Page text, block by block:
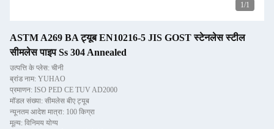
1/1
ASTM A269 BA ट्यूब EN10216-5 JIS GOST स्टेनलेस स्टील
सीमलेस पाइप Ss 304 Annealed
उत्पत्ति के प्लेस: चीनी
ब्रांड नाम: YUHAO
प्रमाणन: ISO PED CE TUV AD2000
मॉडल संख्या: सीमलेस बीए ट्यूब
न्यूनतम आदेश मात्रा: 100 किग्रा
मूल्य: विनिमय योग्य